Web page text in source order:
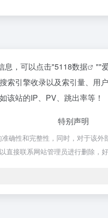
息，可以点击"5118数据 ""
引擎收录以及索引量、
该站的IP、PV、跳出率等！
特别声明
确性和完整性，同时，对于该
直接联系网站管理员进行删除，